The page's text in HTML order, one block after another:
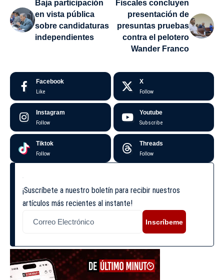
Baja participación
en vista pública
sobre candidaturas
independientes
Fiscales concluyen
presentación de
presuntas pruebas
contra el pelotero
Wander Franco
Facebook
Like
X
Follow
Instagram
Follow
Youtube
Subscribe
Tiktok
Follow
Threads
Follow
¡Suscríbete a nuestro boletín para recibir nuestros
artículos más recientes al instante!
Inscríbeme